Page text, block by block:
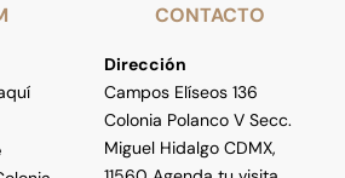
CONTACTO
Dirección
Campos Elíseos 136
Colonia Polanco V Secc.
Miguel Hidalgo CDMX,